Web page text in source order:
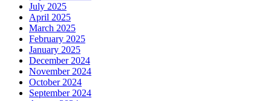
July 2025
April 2025
March 2025
February 2025
January 2025
December 2024
November 2024
October 2024
September 2024